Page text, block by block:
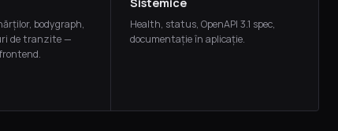
bodygraph,
de tranzite —
Health, status, OpenAPI 3.1 spec,
documentație în aplicație.